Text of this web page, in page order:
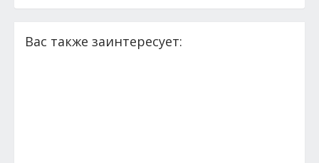
Вас также заинтересует: